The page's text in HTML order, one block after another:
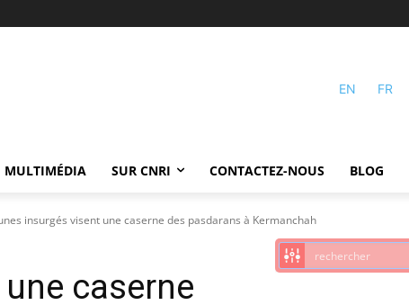
EN FR
MULTIMÉDIA SUR CNRI CONTACTEZ-NOUS BLOG
insurgés visent une caserne des pasdarans à Kermanchah
caserne